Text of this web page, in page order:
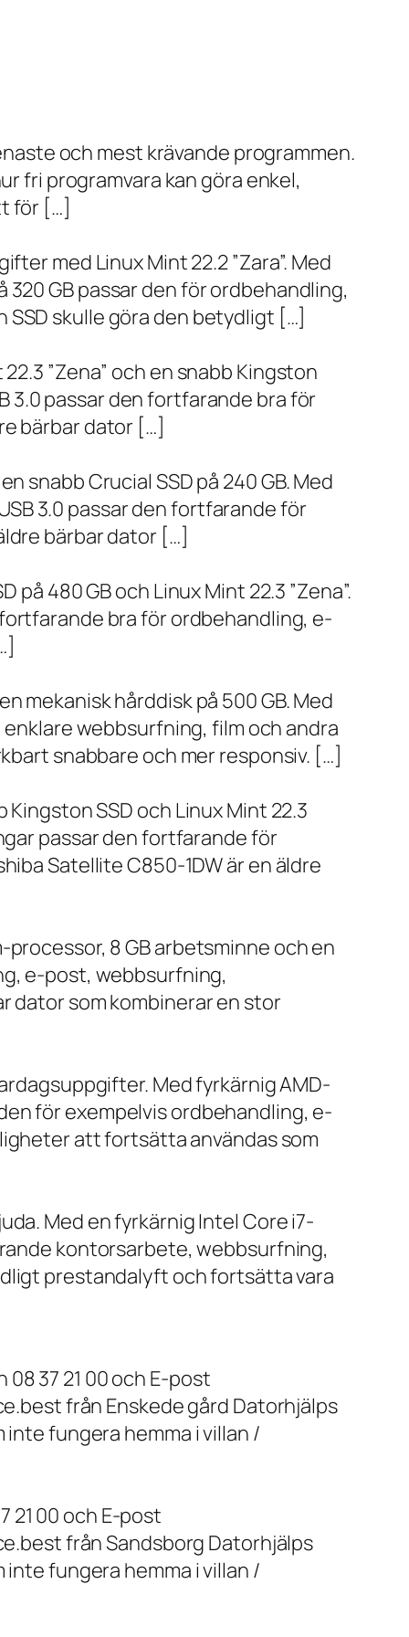
och mest krävande programmen.
fri programvara kan göra enkel,
för […]
med Linux Mint 22.2 ”Zara”. Med
GB passar den för ordbehandling,
skulle göra den betydligt […]
”Zena” och en snabb Kingston
3.0 passar den fortfarande bra för
bärbar dator […]
snabb Crucial SSD på 240 GB. Med
3.0 passar den fortfarande för
bärbar dator […]
480 GB och Linux Mint 22.3 ”Zena”.
bra för ordbehandling, e-
mekanisk hårddisk på 500 GB. Med
webbsurfning, film och andra
snabbare och mer responsiv. […]
SSD och Linux Mint 22.3
passar den fortfarande för
Satellite C850-1DW är en äldre
8 GB arbetsminne och en
e-post, webbsurfning,
dator som kombinerar en stor
Med fyrkärnig AMD-
för exempelvis ordbehandling, e-
att fortsätta användas som
Med en fyrkärnig Intel Core i7-
kontorsarbete, webbsurfning,
prestandalyft och fortsätta vara
37 21 00 och E-post
från Enskede gård Datorhjälps
fungera hemma i villan /
21 00 och E-post
från Sandsborg Datorhjälps
fungera hemma i villan /